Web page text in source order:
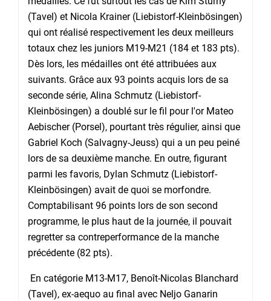
(Tavel) et Nicola Krainer (Liebistorf-Kleinbösingen)
qui ont réalisé respectivement les deux meilleurs
totaux chez les juniors M19-M21 (184 et 183 pts).
Dès lors, les médailles ont été attribuées aux
suivants. Grâce aux 93 points acquis lors de sa
seconde série, Alina Schmutz (Liebistorf-
Kleinbösingen) a doublé sur le fil pour l'or Mateo
Aebischer (Porsel), pourtant très régulier, ainsi que
Gabriel Koch (Salvagny-Jeuss) qui a un peu peiné
lors de sa deuxième manche. En outre, figurant
parmi les favoris, Dylan Schmutz (Liebistorf-
Kleinbösingen) avait de quoi se morfondre.
Comptabilisant 96 points lors de son second
programme, le plus haut de la journée, il pouvait
regretter sa contreperformance de la manche
précédente (82 pts).
En catégorie M13-M17, Benoît-Nicolas Blanchard
(Tavel), ex-aequo au final avec Neljo Ganarin